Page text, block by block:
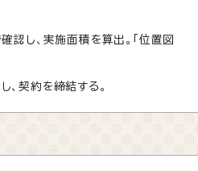
確認し、実施面積を算出。「位置図
、契約を締結する。